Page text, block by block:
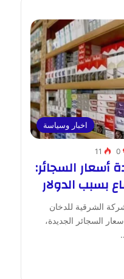
اخبار وسياسة
0
11
أسعار السجائر:
بسبب الدولار
الشرقية للدخان
السجائر الجديدة،